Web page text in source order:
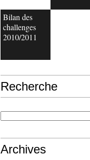
Bilan des
challenges
2010/2011
Recherche
Archives